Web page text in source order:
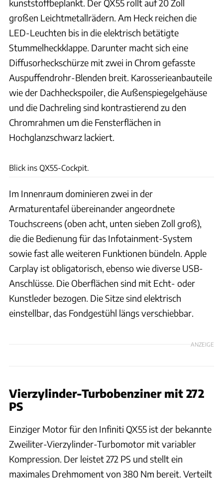
kunststoffbeplankt. Der QX55 rollt auf 20 Zoll
großen Leichtmetallrädern. Am Heck reichen die
LED-Leuchten bis in die elektrisch betätigte
Stummelheckklappe. Darunter macht sich eine
Diffusorheckschürze mit zwei in Chrom gefasste
Auspuffendrohr-Blenden breit. Karosserieanbauteile
wie der Dachheckspoiler, die Außenspiegelgehäuse
und die Dachreling sind kontrastierend zu den
Chromrahmen um die Fensterflächen in
Hochglanzschwarz lackiert.
Blick ins QX55-Cockpit.
Im Innenraum dominieren zwei in der
Armaturentafel übereinander angeordnete
Touchscreens (oben acht, unten sieben Zoll groß),
die die Bedienung für das Infotainment-System
sowie fast alle weiteren Funktionen bündeln. Apple
Carplay ist obligatorisch, ebenso wie diverse USB-
Anschlüsse. Die Oberflächen sind mit Echt- oder
Kunstleder bezogen. Die Sitze sind elektrisch
einstellbar, das Fondgestühl längs verschiebbar.
ANZEIGE
Vierzylinder-Turbobenziner mit 272
PS
Einziger Motor für den Infiniti QX55 ist der bekannte
Zweiliter-Vierzylinder-Turbomotor mit variabler
Kompression. Der leistet 272 PS und stellt ein
maximales Drehmoment von 380 Nm bereit. Verteilt